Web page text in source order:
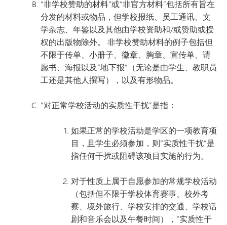
“非学校赞助的材料”或“非官方材料”包括所有旨在
分发的材料或物品，但学校报纸、员工通讯、文
学杂志、年鉴以及其他由学校资助和/或赞助或授
权的出版物除外。 非学校赞助材料的例子包括但
不限于传单、小册子、徽章、胸章、宣传单、请
愿书、海报以及“地下报”（无论是由学生、教职员
工还是其他人撰写），以及有形物品。
“对正常学校活动的实质性干扰”是指：
如果正常的学校活动是学区的一项教育项
目，且学生必须参加，则“实质性干扰”是
指任何干扰或阻碍该项目实施的行为。
对于性质上属于自愿参加的常规学校活动
（包括但不限于学校体育赛事、校外考
察、境外旅行、学校安排的交通、学校话
剧和音乐会以及午餐时间），“实质性干